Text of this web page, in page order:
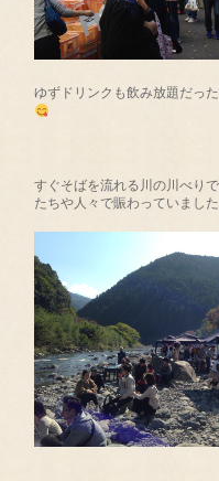
ゆずドリンクも飲み放題だっ
すぐそばを流れる川の川べり
たちや人々で賑わっていました